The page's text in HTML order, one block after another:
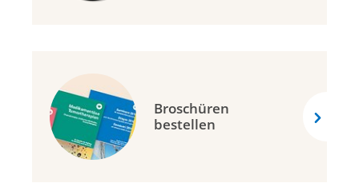
Broschüren
bestellen